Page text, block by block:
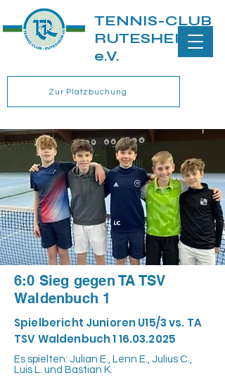
TENNIS-CLUB
RUTESHEIM
e.V.
Zur Platzbuchung
6:0 Sieg gegen TA TSV
Waldenbuch 1
Spielbericht Junioren U15/3 vs. TA
TSV Waldenbuch1 16.03.2025
Es spielten: Julian E., Lenn E., Julius C.,
Luis L. und Bastian K.​